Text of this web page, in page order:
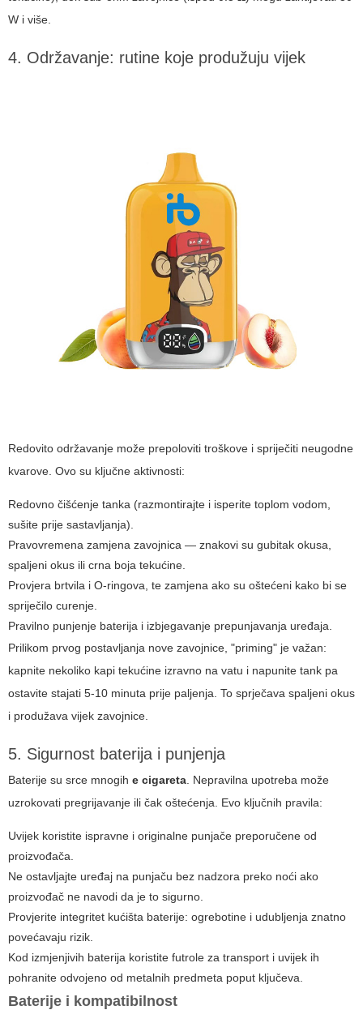
W i više.
4. Održavanje: rutine koje produžuju vijek
Redovito održavanje može prepoloviti troškove i spriječiti neugodne
kvarove. Ovo su ključne aktivnosti:
Redovno čišćenje tanka (razmontirajte i isperite toplom vodom,
sušite prije sastavljanja).
Pravovremena zamjena zavojnica — znakovi su gubitak okusa,
spaljeni okus ili crna boja tekućine.
Provjera brtvila i O-ringova, te zamjena ako su oštećeni kako bi se
spriječilo curenje.
Pravilno punjenje baterija i izbjegavanje prepunjavanja uređaja.
Prilikom prvog postavljanja nove zavojnice, "priming" je važan:
kapnite nekoliko kapi tekućine izravno na vatu i napunite tank pa
ostavite stajati 5-10 minuta prije paljenja. To sprječava spaljeni okus
i produžava vijek zavojnice.
5. Sigurnost baterija i punjenja
Baterije su srce mnogih e cigareta . Nepravilna upotreba može
uzrokovati pregrijavanje ili čak oštećenja. Evo ključnih pravila:
Uvijek koristite ispravne i originalne punjače preporučene od
proizvođača.
Ne ostavljajte uređaj na punjaču bez nadzora preko noći ako
proizvođač ne navodi da je to sigurno.
Provjerite integritet kućišta baterije: ogrebotine i udubljenja znatno
povećavaju rizik.
Kod izmjenjivih baterija koristite futrole za transport i uvijek ih
pohranite odvojeno od metalnih predmeta poput ključeva.
Baterije i kompatibilnost